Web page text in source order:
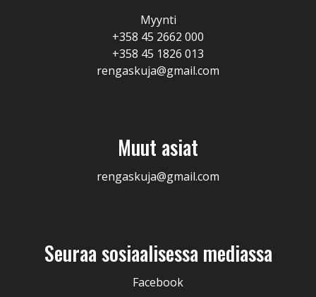
Myynti
+358 45 2662 000
+358 45 1826 013
rengaskuja@gmail.com
Muut asiat
rengaskuja@gmail.com
Seuraa sosiaalisessa mediassa
Facebook